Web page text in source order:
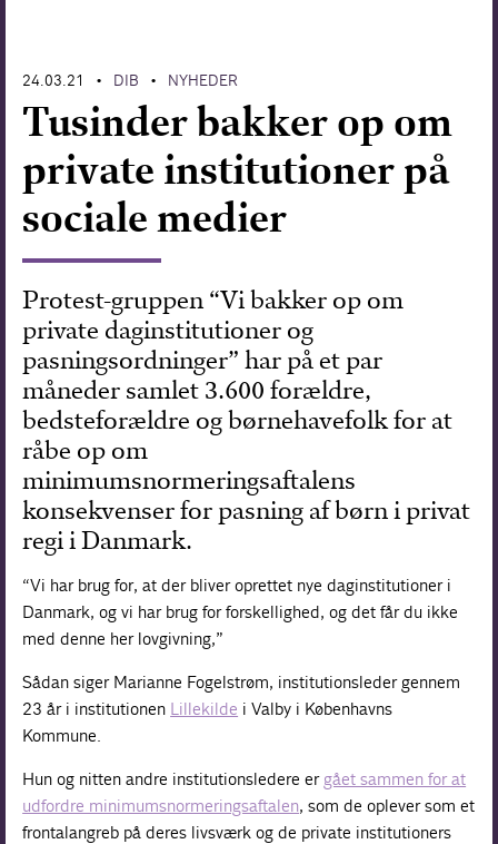
24.03.21 • DIB • NYHEDER
Tusinder bakker op om
private institutioner på
sociale medier
Protest-gruppen “Vi bakker op om
private daginstitutioner og
pasningsordninger” har på et par
måneder samlet 3.600 forældre,
bedsteforældre og børnehavefolk for at
råbe op om
minimumsnormeringsaftalens
konsekvenser for pasning af børn i privat
regi i Danmark.
“Vi har brug for, at der bliver oprettet nye daginstitutioner i
Danmark, og vi har brug for forskellighed, og det får du ikke
med denne her lovgivning,”
Sådan siger Marianne Fogelstrøm, institutionsleder gennem
23 år i institutionen Lillekilde i Valby i Københavns
Kommune.
Hun og nitten andre institutionsledere er gået sammen for at
udfordre minimumsnormeringsaftalen, som de oplever som et
frontalangreb på deres livsværk og de private institutioners